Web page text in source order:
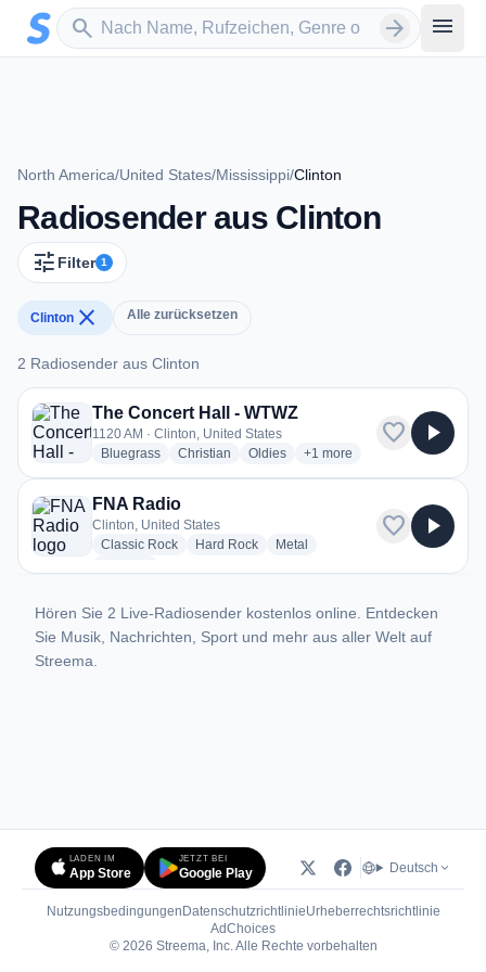
Zum Hauptinhalt springen
search
Sender suchen arrow_forward menu
North America/United States/Mississippi/Clinton
Radiosender aus Clinton
tune Filter 1
Clinton close Alle zurücksetzen
2 Radiosender aus Clinton
2 Radiosender aus Clinton
The Concert Hall - WTWZ
1120 AM · Clinton, United States
Bluegrassradio stations
Christian radio stations
Oldiesradio stations
+1 more genres for The
more
favorite play_arrow
FNA Radio
Clinton, United States
Classic Rockradio stations
Hard Rockradio stations
Metal
favorite play_arrow
Hören Sie 2 Live-Radiosender kostenlos online. Entdecken
Sie Musik, Nachrichten, Sport und mehr aus aller Welt auf
Streema.
LADEN IM
App Store
JETZT BEI
Google Play Deutsch
Nutzungsbedingungen DatenschutzrichtlinieUrheberrechtsrichtlinie
AdChoices(öffnet in neuem Tab)
© 2026 Streema, Inc. Alle Rechte vorbehalten